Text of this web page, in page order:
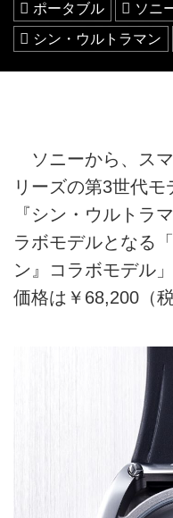
ポータブル ソニ
シン・ウルトラマン
ソニーから、ス
リーズの第3世代
『シン・ウルトラ
ラボモデルとなる
ン』コラボモデル
価格は￥68,200（